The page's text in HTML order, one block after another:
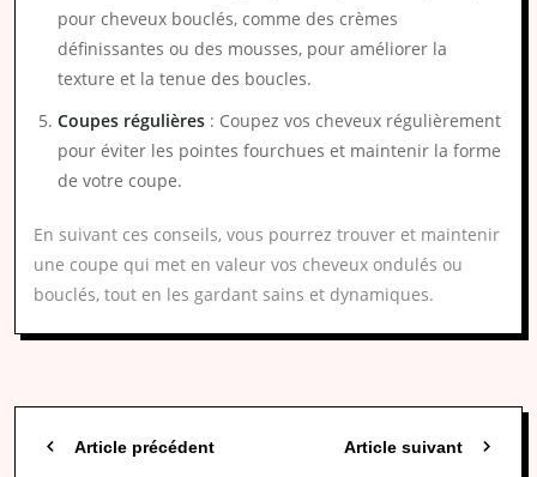
pour cheveux bouclés, comme des crèmes
définissantes ou des mousses, pour améliorer la
texture et la tenue des boucles.
Coupes régulières : Coupez vos cheveux régulièrement
pour éviter les pointes fourchues et maintenir la forme
de votre coupe.
En suivant ces conseils, vous pourrez trouver et maintenir
une coupe qui met en valeur vos cheveux ondulés ou
bouclés, tout en les gardant sains et dynamiques.
Article précédent Article suivant